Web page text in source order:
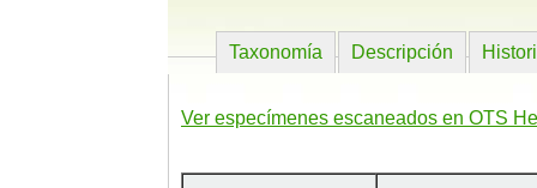
Taxonomía Descripción
Ver especímenes escaneados en OTS